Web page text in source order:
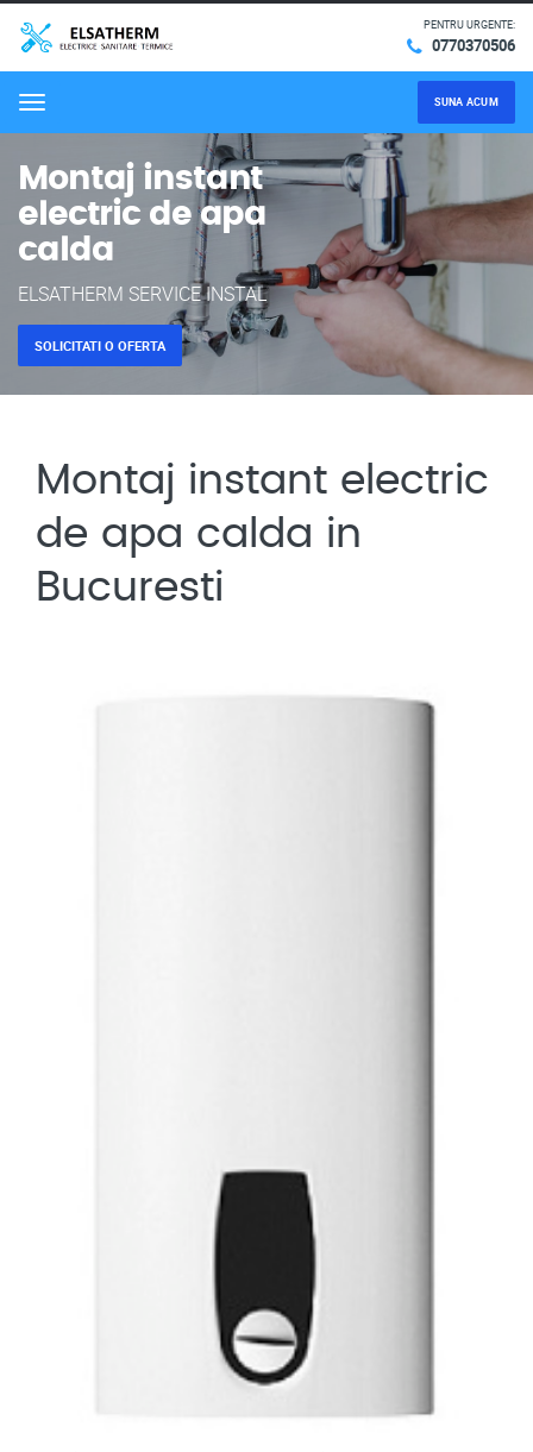
PENTRU URGENTE:
0770370506
Menu SUNA ACUM
Montaj instant
electric de apa
calda
ELSATHERM SERVICE INSTAL
SOLICITATI O OFERTA
Montaj instant electric
de apa calda in
Bucuresti